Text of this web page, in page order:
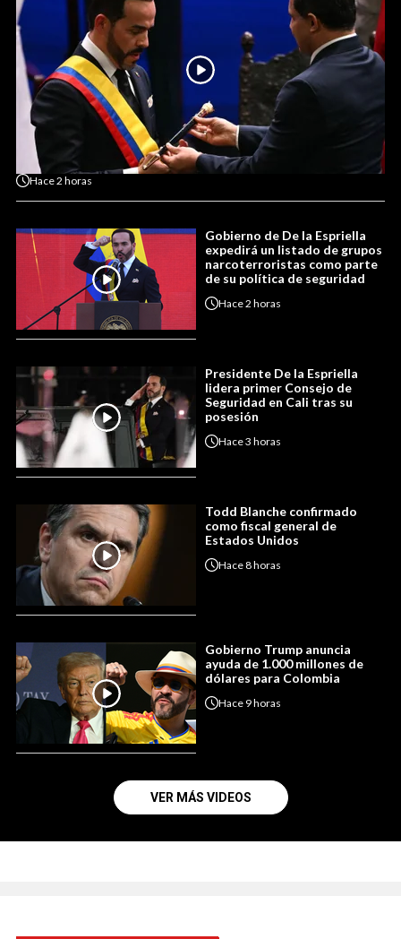
Hace2 horas
Gobierno de De la Espriella
expedirá un listado de grupos
narcoterroristas como parte
de su política de seguridad
Hace2 horas
Presidente De la Espriella
lidera primer Consejo de
Seguridad en Cali tras su
posesión
Hace3 horas
Todd Blanche confirmado
como fiscal general de
Estados Unidos
Hace8 horas
Gobierno Trump anuncia
ayuda de 1.000 millones de
dólares para Colombia
Hace 9 horas
VER MÁS VIDEOS